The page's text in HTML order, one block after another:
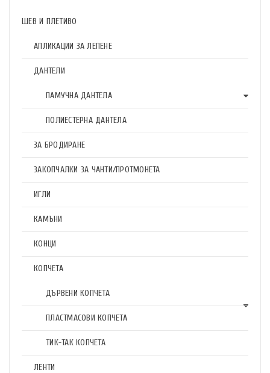
ШЕВ И ПЛЕТИВО
АПЛИКАЦИИ ЗА ЛЕПЕНЕ
ДАНТЕЛИ
ПАМУЧНА ДАНТЕЛА
ПОЛИЕСТЕРНА ДАНТЕЛА
ЗА БРОДИРАНЕ
ЗАКОПЧАЛКИ ЗА ЧАНТИ/ПРОТМОНЕТА
ИГЛИ
КАМЪНИ
КОНЦИ
КОПЧЕТА
ДЪРВЕНИ КОПЧЕТА
ПЛАСТМАСОВИ КОПЧЕТА
ТИК-ТАК КОПЧЕТА
ЛЕНТИ